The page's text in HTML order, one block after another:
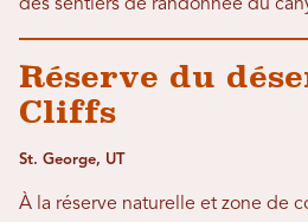
des sentiers de randonnée du
Réserve du
Cliffs
St. George, UT
À la réserve naturelle et zone de